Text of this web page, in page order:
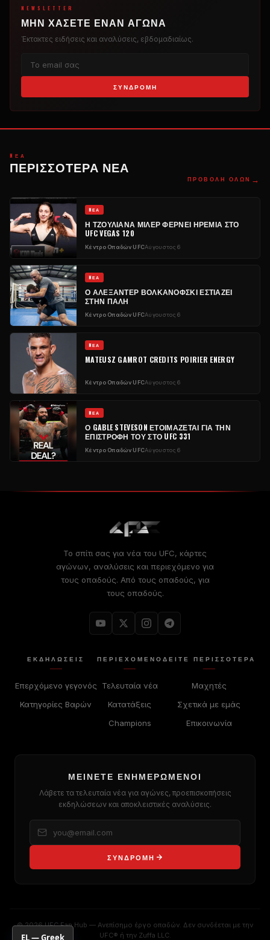
NEWSLETTER
ΜΗΝ ΧΆΣΕΤΕ ΈΝΑΝ ΑΓΏΝΑ
Έκτακτες ειδήσεις και αναλύσεις, εβδομαδιαίως.
ΣΥΝΔΡΟΜΉ
NΈΑ
ΠΕΡΙΣΣΌΤΕΡΑ ΝΈΑ
ΠΡΟΒΟΛΉ ΌΛΩΝ →
NΈΑ
Η ΤΖΟΥΛΙΆΝΑ ΜΊΛΕΡ ΦΈΡΝΕΙ ΗΡΕΜΊΑ ΣΤΟ
UFC VEGAS 120
Κέντρο Οπαδών UFCΑύγουστος 6
NΈΑ
Ο ΑΛΕΞΆΝΤΕΡ ΒΟΛΚΑΝΌΦΣΚΙ ΕΣΤΙΆΖΕΙ
ΣΤΗΝ ΠΆΛΗ
Κέντρο Οπαδών UFCΑύγουστος 6
NΈΑ
MATEUSZ GAMROT CREDITS POIRIER ENERGY
Κέντρο Οπαδών UFCΑύγουστος 6
NΈΑ
Ο GABLE STEVESON ΕΤΟΙΜΆΖΕΤΑΙ ΓΙΑ ΤΗΝ
ΕΠΙΣΤΡΟΦΉ ΤΟΥ ΣΤΟ UFC 331
Κέντρο Οπαδών UFCΑύγουστος 6
Το σπίτι σας για νέα του UFC, κάρτες
αγώνων, αναλύσεις και περιεχόμενο για
τους οπαδούς. Από τους οπαδούς, για
τους οπαδούς.
ΕΚΔΗΛΏΣΕΙΣ
Επερχόμενο γεγονός
Κατηγορίες Βαρών
ΠΕΡΙΕΧΌΜΕΝΟ
Τελευταία νέα
Κατατάξεις
Champions
ΔΕΊΤΕ ΠΕΡΙΣΣΟΤΕΡΑ
Μαχητές
Σχετικά με εμάς
Επικοινωνία
ΜΕΊΝΕΤΕ ΕΝΗΜΕΡΩΜΈΝΟΙ
Λάβετε τα τελευταία νέα για αγώνες, προεπισκοπήσεις
εκδηλώσεων και αποκλειστικές αναλύσεις.
ΣΥΝΔΡΟΜΉ
© 2026 UFC Fan Hub — Ανεπίσημο έργο οπαδών. Δεν συνδέεται με την
UFC® ή την Zuffa LLC.
EL — Greek